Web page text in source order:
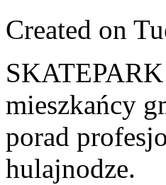
Created on
mieszkańcy
porad
hulajnodze.